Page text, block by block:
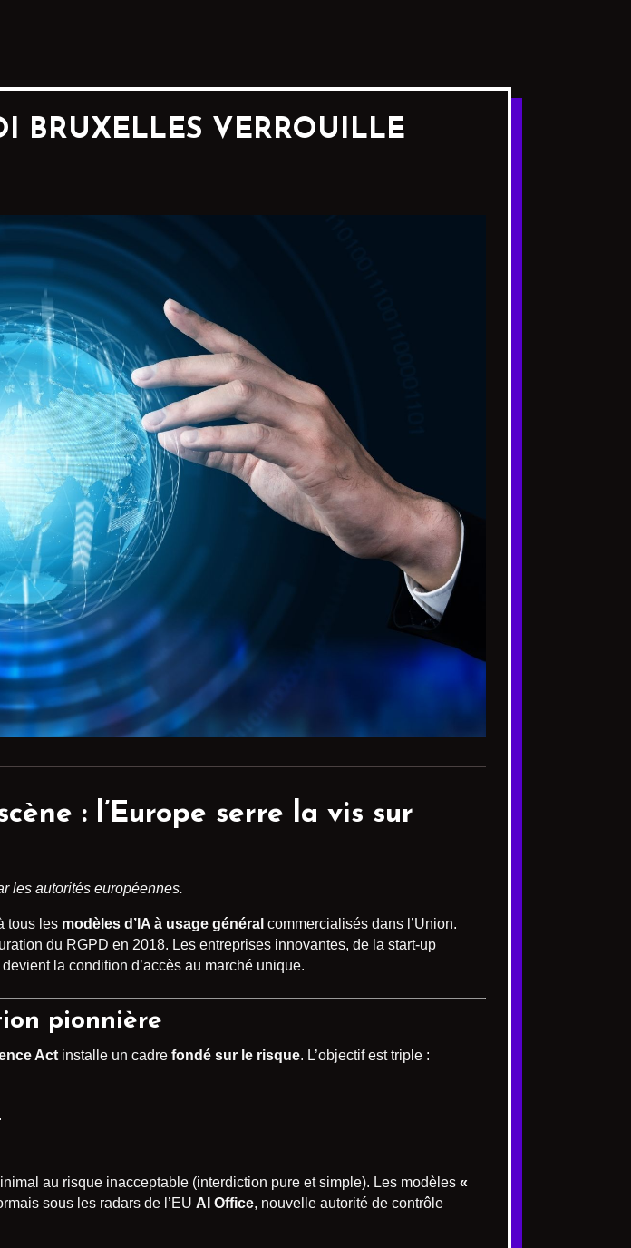
BRUXELLES VERROUILLE
: l’Europe serre la vis sur
les autorités européennes.
tous les modèles d’IA à usage général commercialisés dans l’Union.
du RGPD en 2018. Les entreprises innovantes, de la start-up
la condition d’accès au marché unique.
pionnière
Act installe un cadre fondé sur le risque. L’objectif est triple :
au risque inacceptable (interdiction pure et simple). Les modèles «
sous les radars de l’EU AI Office, nouvelle autorité de contrôle